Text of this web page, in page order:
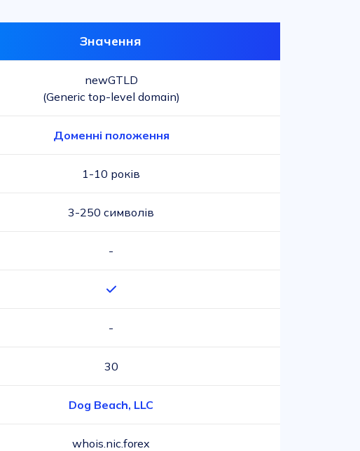
Значення
newGTLD
(Generic top-level domain)
Доменні положення
1-10 років
3-250 символів
-
-
30
Dog Beach, LLC
whois.nic.forex